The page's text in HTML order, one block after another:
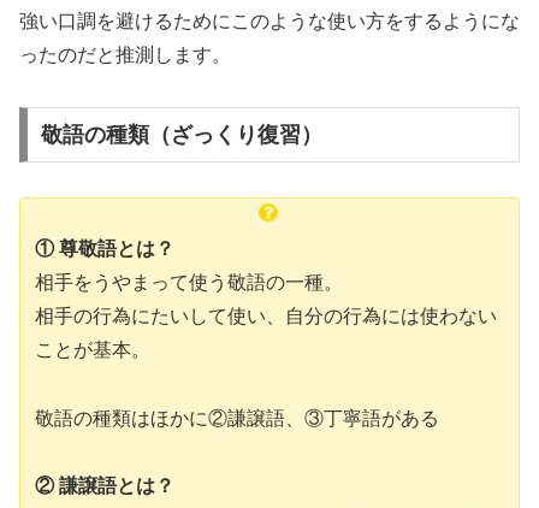
強い口調を避けるためにこのような使い方をするようにな
ったのだと推測します。
敬語の種類（ざっくり復習）
① 尊敬語とは？
相手をうやまって使う敬語の一種。
相手の行為にたいして使い、自分の行為には使わない
ことが基本。
敬語の種類はほかに②謙譲語、③丁寧語がある
② 謙譲語とは？